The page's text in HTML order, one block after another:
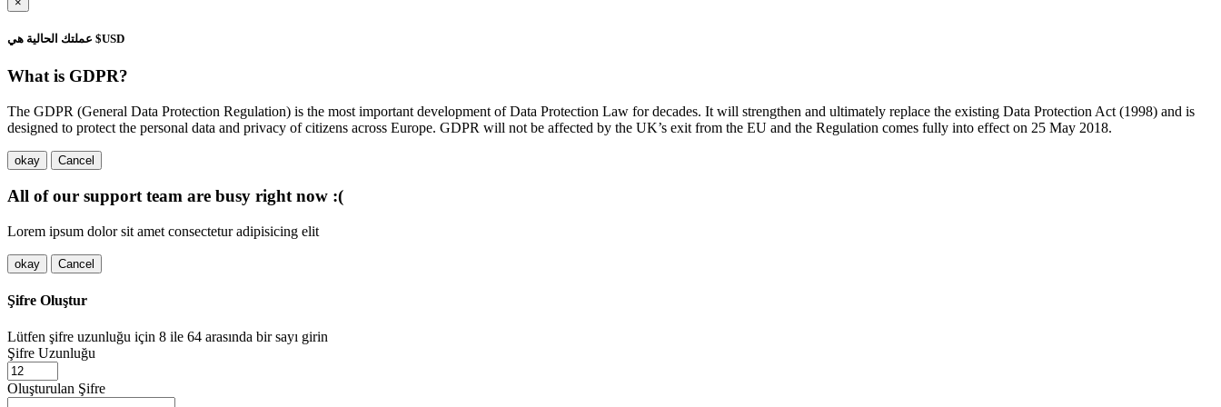
عملتك الحالية هي $USD
What is GDPR?
The GDPR (General Data Protection Regulation) is the most important development of Data Protection Law for decades. It will strengthen and ultimately replace the existing Data Protection Act (1998) and is
designed to protect the personal data and privacy of citizens across Europe. GDPR will not be affected by the UK’s exit from the EU and the Regulation comes fully into effect on 25 May 2018.
okay Cancel
All of our support team are busy right now :(
Lorem ipsum dolor sit amet consectetur adipisicing elit
okay Cancel
Şifre Oluştur
Lütfen şifre uzunluğu için 8 ile 64 arasında bir sayı girin
Şifre Uzunluğu
Oluşturulan Şifre